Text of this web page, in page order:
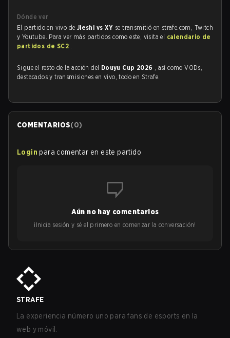
Dónde ver
El partido en vivo de Jieshi vs XY se transmitió en strafe.com, Twitch
y Youtube. Para ver más partidos como este, visita el calendario de
partidos de SC2 .
Sigue el resto de la acción del Douyu Cup 2026 , así como VODs,
destacados y transmisiones en vivo, todo en Strafe.
COMENTARIOS(0)
Login para comentar en este partido
Aún no hay comentarios
¡Inicia sesión y sé el primero en comenzar la conversación!
STRAFE
La experiencia número uno para fans de esports en la
web y móvil.